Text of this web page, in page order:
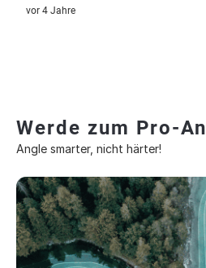
vor 4 Jahre
Werde zum Pro-
Angle smarter, nicht härter!